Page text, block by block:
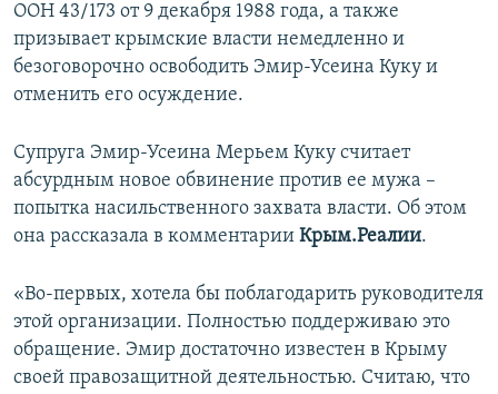
ООН 43/173 от 9 декабря 1988 года, а также
призывает крымские власти немедленно и
безоговорочно освободить Эмир-Усеина Куку и
отменить его осуждение.
Супруга Эмир-Усеина Мерьем Куку считает
абсурдным новое обвинение против ее мужа –
попытка насильственного захвата власти. Об этом
она рассказала в комментарии Крым.Реалии.
«Во-первых, хотела бы поблагодарить руководителя
этой организации. Полностью поддерживаю это
обращение. Эмир достаточно известен в Крыму
своей правозащитной деятельностью. Считаю, что